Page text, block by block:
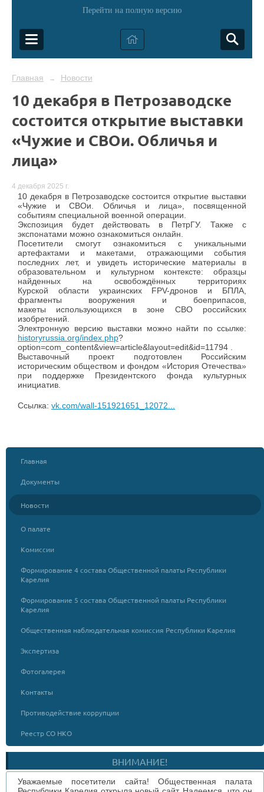
Перейти на полную версию
Главная → Новости
10 декабря в Петрозаводске
состоится открытие выставки
«Чужие и СВОи. Обличья и
лица»
4 декабря 2025 г.
10 декабря в Петрозаводске состоится открытие выставки
«Чужие и СВОи. Обличья и лица», посвященной
событиям специальной военной операции.
Экспозиция будет действовать в ПетрГУ. Также с
экспонатами можно ознакомиться онлайн.
Посетители смогут ознакомиться с уникальными
артефактами и макетами, отражающими события
последних лет, и увидеть исторические материалы в
образовательном и культурном контексте: образцы
найденных на освобождённых территориях
Курской области украинских FPV-дронов и БПЛА,
фрагменты вооружения и боеприпасов,
макеты использующихся в зоне СВО российских
изобретений.
Электронную версию выставки можно найти по ссылке:
historyrussia.org/index.php?
option=com_content&view=article&layout=edit&id=11794 .
Выставочный проект подготовлен Российским
историческим обществом и фондом «История Отечества»
при поддержке Президентского фонда культурных
инициатив.
Ссылка: vk.com/wall-151921651_12072...
Главная
Документы
Новости
О палате
Комиссии
Формирование 4 состава Общественной палаты Республики
Карелия
Формирование 5 состава Общественной палаты Республики
Карелия
Общественная наблюдательная комиссия Республики Карелия
Экспертиза
Фотогалерея
Контакты
Противодействие коррупции
Реестр СО НКО
ВНИМАНИЕ!
Уважаемые посетители сайта! Общественная палата